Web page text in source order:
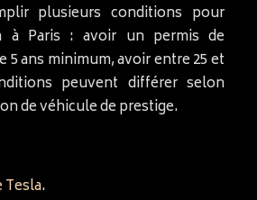
plusieurs conditions pour
à Paris : avoir un permis de
5 ans minimum, avoir entre 25 et
peuvent différer selon
de véhicule de prestige.
Tesla.